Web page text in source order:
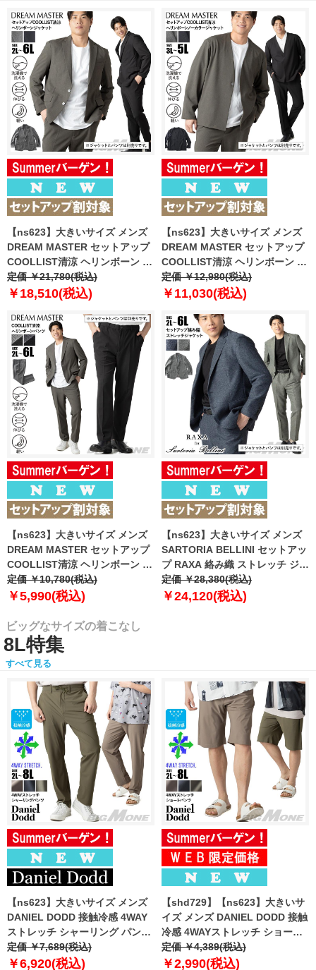
【ns623】大きいサイズ メンズ
DREAM MASTER セットアップ
COOLLIST清涼 ヘリンボーン ス
トレッチ ジャケット 軽量 ウォッ
シャブル スマリラ 春夏新作
定価 ￥21,780(税込)
￥18,510(税込)
【ns623】大きいサイズ メンズ
DREAM MASTER セットアップ
COOLLIST清涼 ヘリンボーン ス
トレッチ ノーカラー ジャケット
軽量 ウォッシャブル スマリラ 春
定価 ￥12,980(税込)
￥11,030(税込)
【ns623】大きいサイズ メンズ
DREAM MASTER セットアップ
COOLLIST清涼 ヘリンボーン ス
トレッチ パンツ 軽量 ウォッシャ
ブル スマリラ 春夏新作
定価 ￥10,780(税込)
￥5,990(税込)
【ns623】大きいサイズ メンズ
SARTORIA BELLINI セットアッ
プ RAXA 絡み織 ストレッチ ジャ
ケット 春夏新作 tzjk-33b
【fre】
定価 ￥28,380(税込)
￥24,120(税込)
ビッグなサイズの着こなし
8L特集
すべて見る
【ns623】大きいサイズ メンズ
DANIEL DODD 接触冷感 4WAY
ストレッチ シャーリング パンツ
春夏新作 azp260201201t
【fre】
定価 ￥7,689(税込)
￥6,920(税込)
【shd729】【ns623】大きいサ
イズ メンズ DANIEL DODD 接触
冷感 4WAYストレッチ ショーツ
ショートパンツ ハーフパンツ 春
夏新作 azsp-260204 【fre】
定価 ￥4,389(税込)
￥2,990(税込)